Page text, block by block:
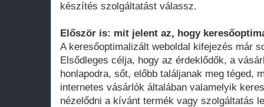
készítés szolgáltatást válassz.
Először is: mit jelent az, hogy
A keresőoptimalizált weboldal kifejezés már
Elsődleges célja, hogy az érdeklődők, a
honlapodra, sőt, előbb találjanak meg téged,
internetes vásárlók általában valamelyik
nézelődni a kívánt termék vagy szolgáltatás